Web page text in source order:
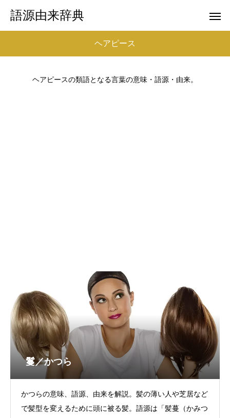
語源由来辞典
ヘアピース
ヘアピースの類語となる言葉の意味・語源・由来。
鬘／かつら
かつらの意味、語源、由来を解説。髪の薄い人や芝居など
で髪型を変えるために頭に被る髪。語源は「髪蔓（かみつ